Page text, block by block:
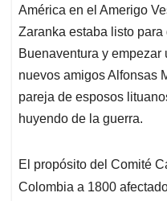
p
p
o
k
I
n
América en el Amerigo
Zaranka estaba listo
Buenaventura y
nuevos amigos Alfonsas
pareja de esposos
huyendo de la guerra.
El propósito del Comité
Colombia a 1800